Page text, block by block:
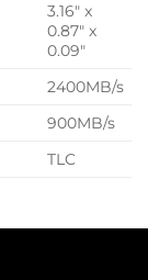
3.16″ x
0.87″ x
0.09″
2400MB/s
900MB/s
TLC